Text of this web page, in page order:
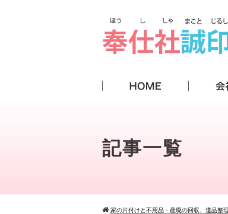
記事一覧
家の片付けと不用品・産廃の回収、遺品整